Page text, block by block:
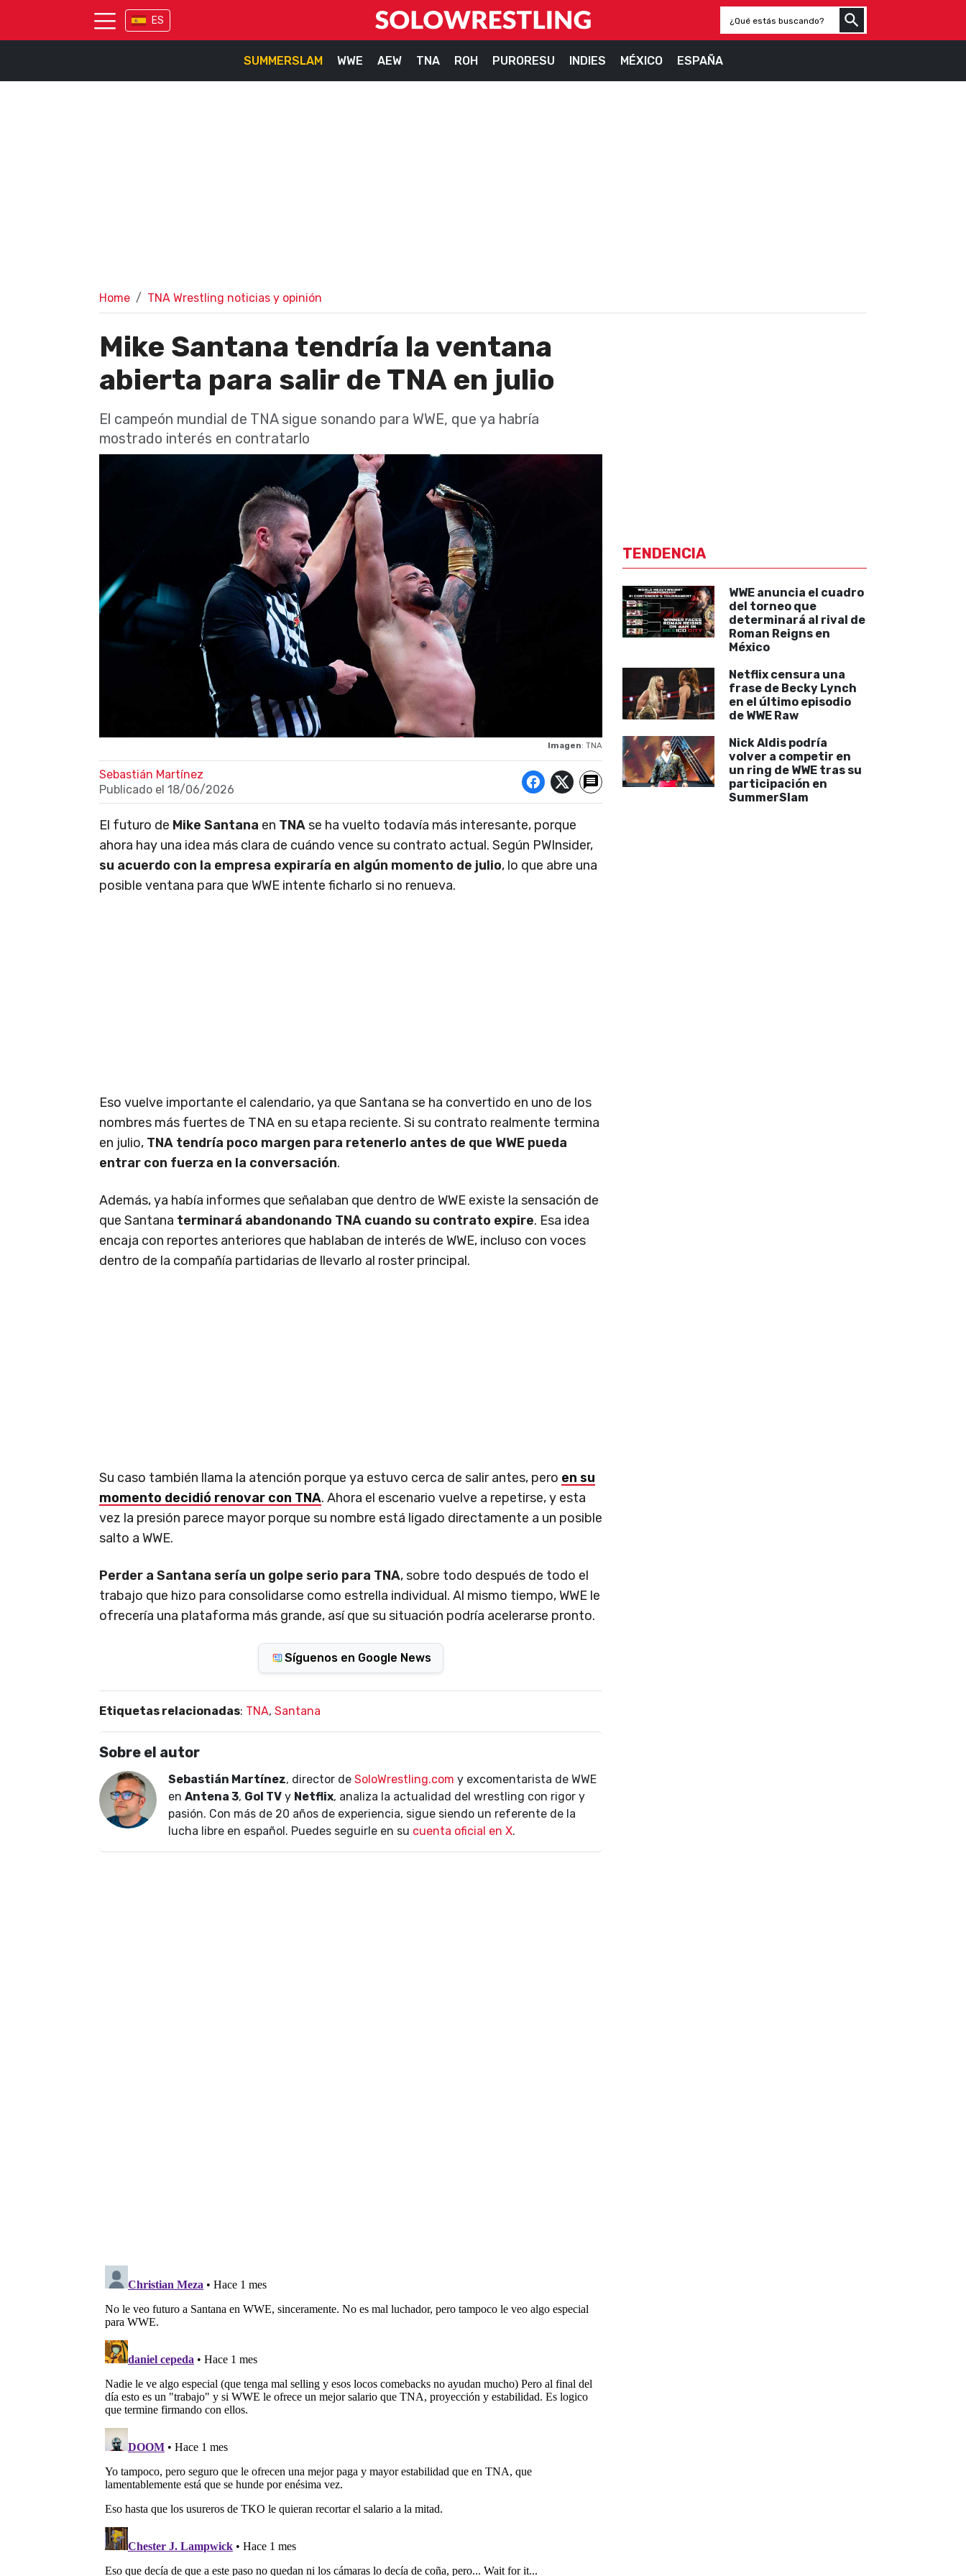
ES
SUMMERSLAM WWE AEW TNA ROH PURORESU INDIES MÉXICO ESPAÑA
Home TNA Wrestling noticias y opinión
Mike Santana tendría la ventana
abierta para salir de TNA en julio
El campeón mundial de TNA sigue sonando para WWE, que ya habría
mostrado interés en contratarlo
Imagen: TNA
Sebastián Martínez
Publicado el 18/06/2026
El futuro de Mike Santana en TNAse ha vuelto todavía más interesante, porque
ahora hay una idea más clara de cuándo vence su contrato actual. Según PWInsider,
su acuerdo con la empresa expiraría en algún momento de julio, lo que abre una
posible ventana para que WWE intente ficharlo si no renueva.
Eso vuelve importante el calendario, ya que Santana se ha convertido en uno de los
nombres más fuertes de TNA en su etapa reciente. Si su contrato realmente termina
en julio, TNA tendría poco margen para retenerlo antes de que WWE pueda
entrar con fuerza en la conversación.
Además, ya había informes que señalaban que dentro de WWE existe la sensación de
que Santana terminará abandonando TNA cuando su contrato expire. Esa idea
encaja con reportes anteriores que hablaban de interés de WWE, incluso con voces
dentro de la compañía partidarias de llevarlo al roster principal.
Su caso también llama la atención porque ya estuvo cerca de salir antes, pero en su
momento decidió renovar con TNA. Ahora el escenario vuelve a repetirse, y esta
vez la presión parece mayor porque su nombre está ligado directamente a un posible
salto a WWE.
Perder a Santana sería un golpe serio para TNA, sobre todo después de todo el
trabajo que hizo para consolidarse como estrella individual. Al mismo tiempo, WWE le
ofrecería una plataforma más grande, así que su situación podría acelerarse pronto.
Síguenos en Google News
Etiquetas relacionadas: TNA, Santana
Sobre el autor
Sebastián Martínez, director de SoloWrestling.com y excomentarista de WWE
en Antena 3, Gol TV y Netflix, analiza la actualidad del wrestling con rigor y
pasión. Con más de 20 años de experiencia, sigue siendo un referente de la
lucha libre en español. Puedes seguirle en su cuenta oficial en X.
TENDENCIA
WWE anuncia el cuadro
del torneo que
determinará al rival de
Roman Reigns en
México
Netflix censura una
frase de Becky Lynch
en el último episodio
de WWE Raw
Nick Aldis podría
volver a competir en
un ring de WWE tras su
participación en
SummerSlam